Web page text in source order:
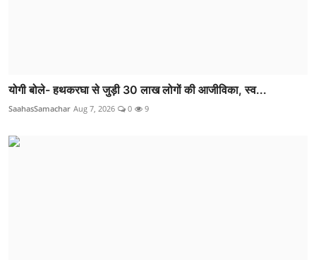
योगी बोले- हथकरघा से जुड़ी 30 लाख लोगों की आजीविका, स्व...
SaahasSamachar Aug 7, 2026 0 9